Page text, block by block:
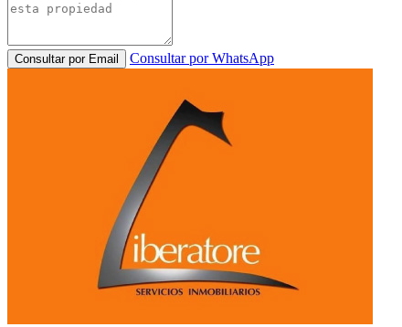
Consultar por Email Consultar por WhatsApp